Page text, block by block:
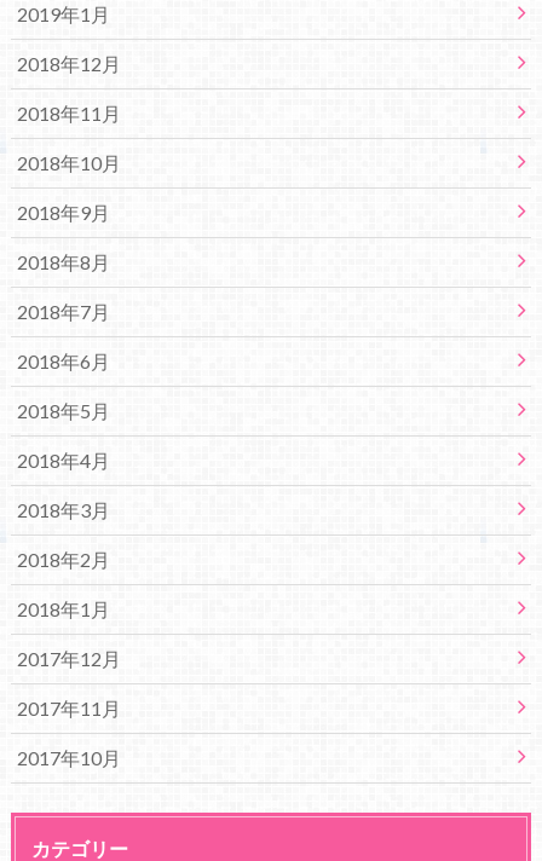
2019年1月
2018年12月
2018年11月
2018年10月
2018年9月
2018年8月
2018年7月
2018年6月
2018年5月
2018年4月
2018年3月
2018年2月
2018年1月
2017年12月
2017年11月
2017年10月
カテゴリー